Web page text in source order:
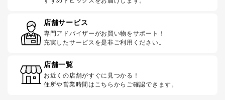
店舗サービス
専門アドバイザーがお買い物をサポート！
充実したサービスを是非ご利用ください。
店舗一覧
お近くの店舗がすぐに見つかる！
住所や営業時間はこちらからご確認できます。